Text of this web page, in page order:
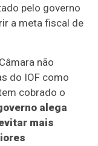
pelo governo
a meta fiscal de
não
do IOF como
cobrado o
alega
mais